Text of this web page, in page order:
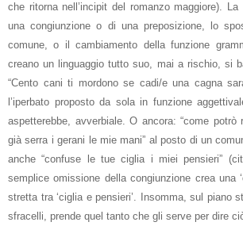
che ritorna nell’incipit del romanzo maggiore).
una congiunzione o di una preposizione, lo
comune, o il cambiamento della funzione
creano un linguaggio tutto suo, mai a rischio, si
“Cento cani ti mordono se cadi/e una cagna
l’iperbato proposto da sola in funzione
aspetterebbe, avverbiale. O ancora: “come potrò
già serra i gerani le mie mani” al posto di un
anche “confuse le tue ciglia i miei pensieri”
semplice omissione della congiunzione crea una
stretta tra ‘ciglia e pensieri’. Insomma, sul piano
sfracelli, prende quel tanto che gli serve per dire